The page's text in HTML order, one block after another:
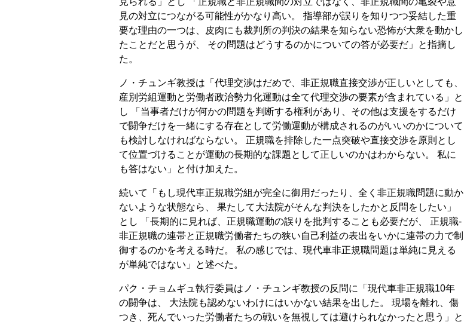
見の対立につながる可能性がかなり高い。 指導部が誤りを知りつつ妥結した重
要な理由の一つは、皮肉にも裁判所の判決の結果を知らない恐怖が大衆を動かし
たことだと思うが、 その問題はどうするのかについての答が必要だ」と指摘し
た。
ノ・チュンギ教授は「代理交渉はだめで、非正規職直接交渉が正しいとしても、
産別労組運動と労働者政治勢力化運動は全て代理交渉の要素が含まれている」と
し 「当事者だけが何かの問題を判断する権利があり、その他は支援をするだけ
で闘争だけを一緒にする存在として労働運動が構成されるのがいいのかについて
も検討しなければならない。 正規職を排除した一点突破や直接交渉を原則とし
て位置づけることが運動の長期的な課題として正しいのかはわからない。 私に
も答はない」と付け加えた。
続いて「もし現代車正規職労組が完全に御用だったり、全く非正規職問題に動か
ないような状態なら、 果たして大法院がそんな判決をしたかと反問をしたい」
とし 「長期的に見れば、正規職運動の誤りを批判することも必要だが、 正規職-
非正規職の連帯と正規職労働者たちの狭い自己利益の表出をいかに連帯の力で制
御するのかを考える時だ。 私の感じでは、現代車非正規職問題は単純に見える
が単純ではない」と述べた。
パク・チョムギュ執行委員はノ・チュンギ教授の反問に「現代車非正規職10年
の闘争は、 大法院も認めないわけにはいかない結果を出した。 現場を離れ、傷
つき、死んでいった労働者たちの戦いを無視しては避けられなかったと思う」と